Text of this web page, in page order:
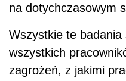
na dotychczasowym
Wszystkie te
wszystkich
zagrożeń, z jakimi